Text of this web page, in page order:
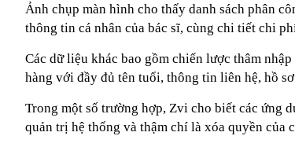
Ảnh chụp màn hình cho thấy danh sách phân
thông tin cá nhân của bác sĩ, cùng chi tiết chi
Các dữ liệu khác bao gồm chiến lược thâm
hàng với đầy đủ tên tuổi, thông tin liên hệ, hồ
Trong một số trường hợp, Zvi cho biết các ứng
quản trị hệ thống và thậm chí là xóa quyền của